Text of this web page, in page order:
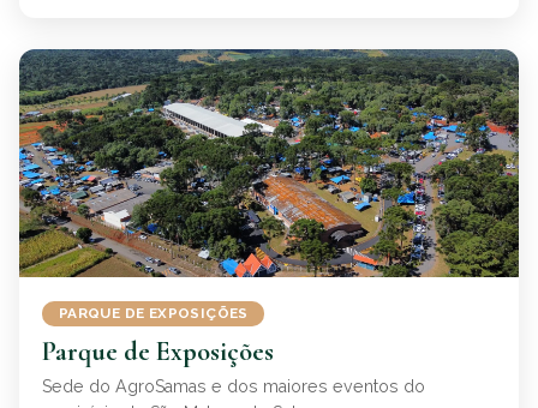
PARQUE DE EXPOSIÇÕES
Parque de Exposições
Sede do AgroSamas e dos maiores eventos do